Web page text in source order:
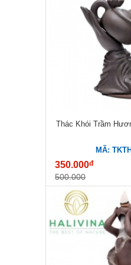
Thác Khói Trầm
MÃ:
350.000đ
500.000